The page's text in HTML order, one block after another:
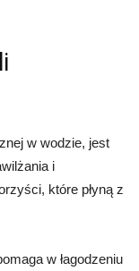
w wodzie, jest
i
które płyną z
w łagodzeniu